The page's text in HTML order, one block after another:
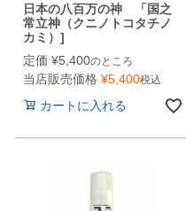
日本の八百万の神 「国之
常立神（クニノトコタチノ
カミ）]
定価 ¥5,400のところ
当店販売価格 ¥5,400税込
カートに入れる